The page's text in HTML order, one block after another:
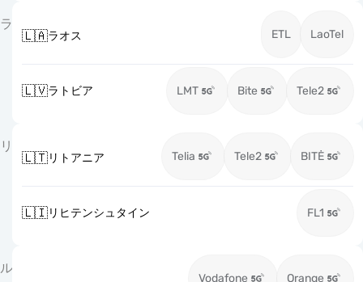
ラ
🇱🇦ラオス ETL LaoTel
🇱🇻ラトビア LMT Bite Tele2
リ
🇱🇹リトアニア Telia Tele2 BITĖ
🇱🇮リヒテンシュタイン FL1
ル
Vodafone Orange